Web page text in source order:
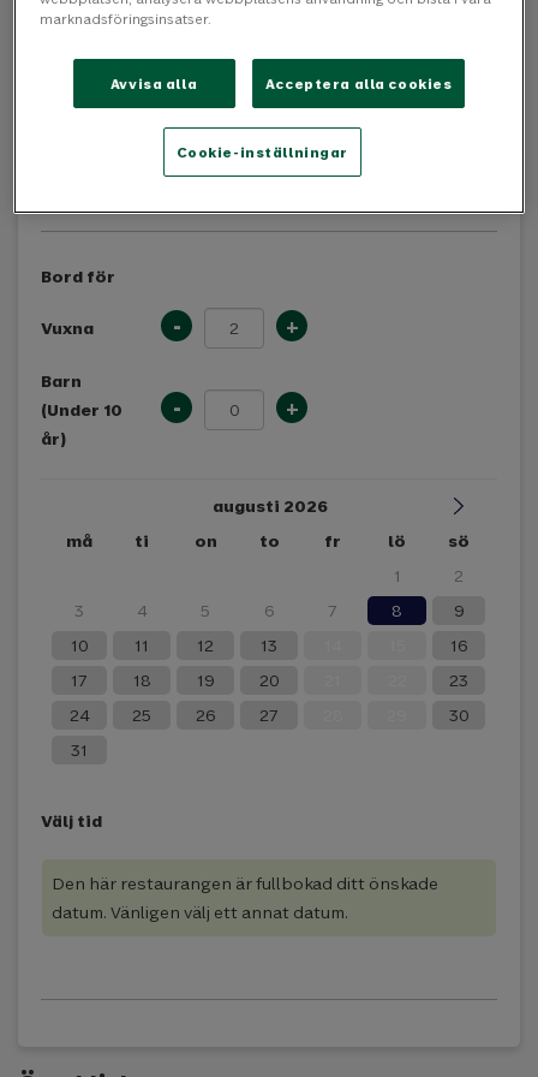
Bord för
Vuxna - +
Barn
(Under 10
år)
- +
augusti 2026
må
ti on to fr lö sö
1
2
3
4 5 6 7 8
9
10
11 12 13
16
17
18 19 20
23
24
25 26 27
30
31
Välj tid
Den här restaurangen är fullbokad ditt önskade
datum. Vänligen välj ett annat datum.
marknadsföringsinsatser.
Avvisa alla Acceptera alla cookies
Cookie-inställningar